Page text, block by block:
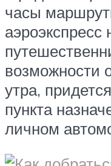
часы
аэроэкспресс
возможности
утра,
пункта
личном